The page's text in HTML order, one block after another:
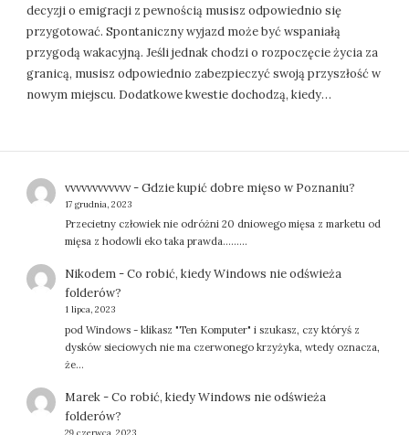
decyzji o emigracji z pewnością musisz odpowiednio się
przygotować. Spontaniczny wyjazd może być wspaniałą
przygodą wakacyjną. Jeśli jednak chodzi o rozpoczęcie życia za
granicą, musisz odpowiednio zabezpieczyć swoją przyszłość w
nowym miejscu. Dodatkowe kwestie dochodzą, kiedy…
vvvvvvvvvvvv-Gdzie kupić dobre mięso w Poznaniu?
17 grudnia, 2023
Przecietny człowiek nie odróżni 20 dniowego mięsa z marketu od
mięsa z hodowli eko taka prawda.........
Nikodem-Co robić, kiedy Windows nie odświeża
folderów?
1 lipca, 2023
pod Windows - klikasz "Ten Komputer" i szukasz, czy któryś z
dysków sieciowych nie ma czerwonego krzyżyka, wtedy oznacza,
że…
Marek-Co robić, kiedy Windows nie odświeża
folderów?